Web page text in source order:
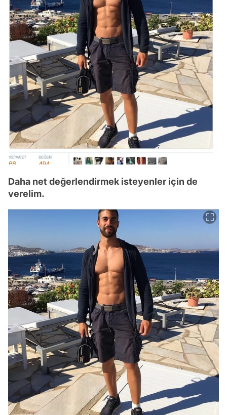
Daha net değerlendirmek isteyenler için de
verelim.